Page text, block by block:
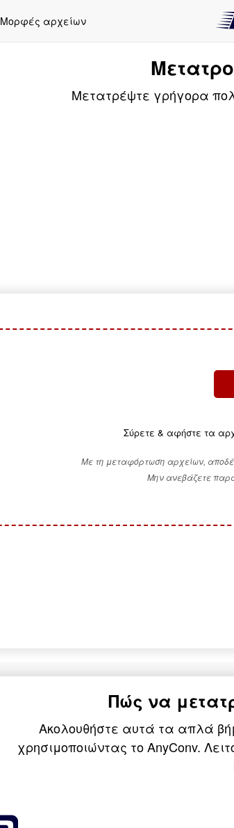
Μορφές αρχείων
Μετατρέψτε γρήγορα
Σύρετε & αφήστε τα
Με τη μεταφόρτωση αρχείων,
Μην ανεβάζετε
Πώς να
Ακολουθήστε αυτά τα απλά
χρησιμοποιώντας το AnyConv.